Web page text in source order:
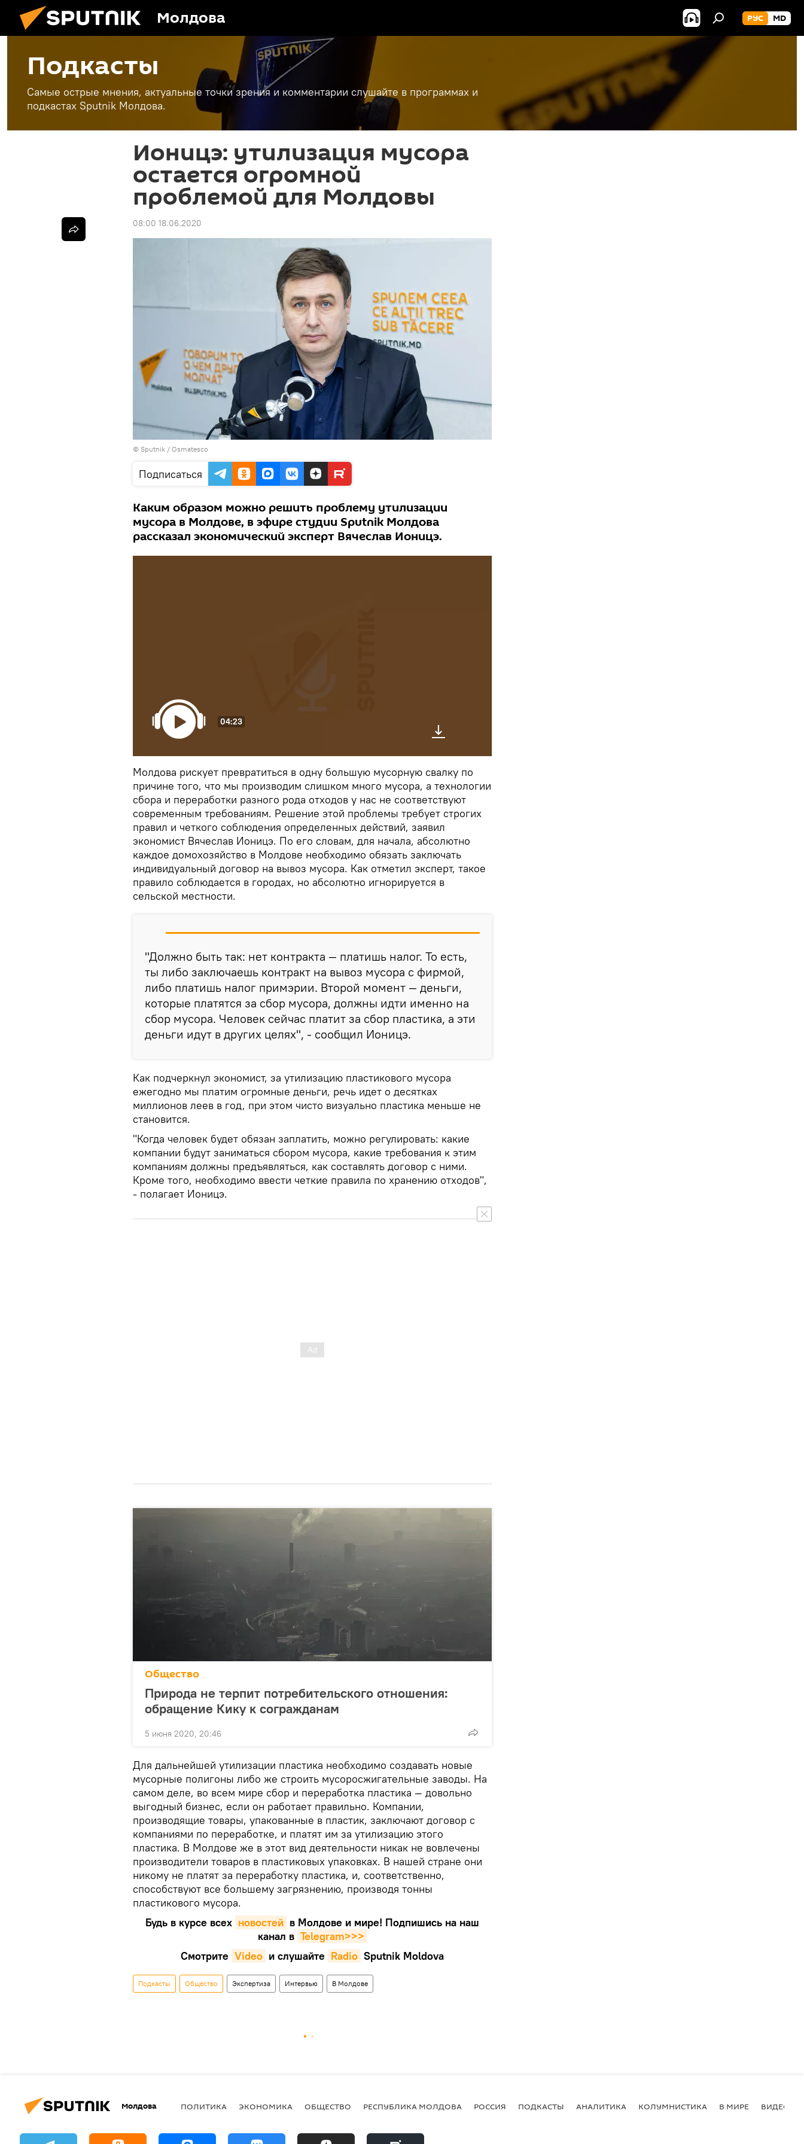
Молдова РУС MD
Подкасты
Самые острые мнения, актуальные точки зрения и комментарии слушайте в программах и
подкастах Sputnik Молдова.
Ионицэ: утилизация мусора
остается огромной
проблемой для Молдовы
08:00 18.06.2020
© Sputnik / Osmatesco
Подписаться
Каким образом можно решить проблему утилизации
мусора в Молдове, в эфире студии Sputnik Молдова
рассказал экономический эксперт Вячеслав Ионицэ.
04:23
Молдова рискует превратиться в одну большую мусорную свалку по
причине того, что мы производим слишком много мусора, а технологии
сбора и переработки разного рода отходов у нас не соответствуют
современным требованиям. Решение этой проблемы требует строгих
правил и четкого соблюдения определенных действий, заявил
экономист Вячеслав Ионицэ. По его словам, для начала, абсолютно
каждое домохозяйство в Молдове необходимо обязать заключать
индивидуальный договор на вывоз мусора. Как отметил эксперт, такое
правило соблюдается в городах, но абсолютно игнорируется в
сельской местности.
"Должно быть так: нет контракта — платишь налог. То есть,
ты либо заключаешь контракт на вывоз мусора с фирмой,
либо платишь налог примэрии. Второй момент — деньги,
которые платятся за сбор мусора, должны идти именно на
сбор мусора. Человек сейчас платит за сбор пластика, а эти
деньги идут в других целях", - сообщил Ионицэ.
Как подчеркнул экономист, за утилизацию пластикового мусора
ежегодно мы платим огромные деньги, речь идет о десятках
миллионов леев в год, при этом чисто визуально пластика меньше не
становится.
"Когда человек будет обязан заплатить, можно регулировать: какие
компании будут заниматься сбором мусора, какие требования к этим
компаниям должны предъявляться, как составлять договор с ними.
Кроме того, необходимо ввести четкие правила по хранению отходов",
- полагает Ионицэ.
Общество
Природа не терпит потребительского отношения:
обращение Кику к согражданам
5 июня 2020, 20:46
Для дальнейшей утилизации пластика необходимо создавать новые
мусорные полигоны либо же строить мусоросжигательные заводы. На
самом деле, во всем мире сбор и переработка пластика — довольно
выгодный бизнес, если он работает правильно. Компании,
производящие товары, упакованные в пластик, заключают договор с
компаниями по переработке, и платят им за утилизацию этого
пластика. В Молдове же в этот вид деятельности никак не вовлечены
производители товаров в пластиковых упаковках. В нашей стране они
никому не платят за переработку пластика, и, соответственно,
способствуют все большему загрязнению, производя тонны
пластикового мусора.
Будь в курсе всех новостей в Молдове и мире! Подпишись на наш
канал в Telegram>>>
Смотрите Video и слушайте Radio Sputnik Moldova
Подкасты Общество Экспертиза Интервью В Молдове
Молдова ПОЛИТИКА ЭКОНОМИКА ОБЩЕСТВО РЕСПУБЛИКА МОЛДОВА РОССИЯ ПОДКАСТЫ АНАЛИТИКА КОЛУМНИСТИКА В МИРЕ ВИДЕО